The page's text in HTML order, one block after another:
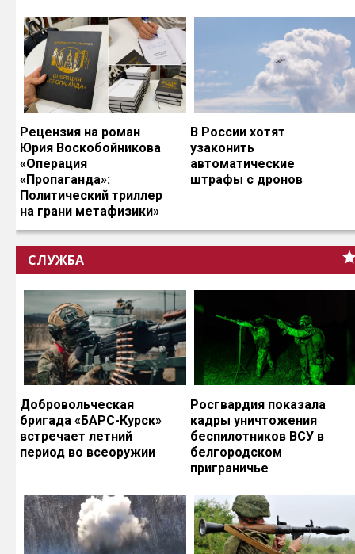
Рецензия на роман
Юрия Воскобойникова
«Операция
«Пропаганда»:
Политический триллер
на грани метафизики»
В России хотят
узаконить
автоматические
штрафы с дронов
СЛУЖБА
Добровольческая
бригада «БАРС-Курск»
встречает летний
период во всеоружии
Росгвардия показала
кадры уничтожения
беспилотников ВСУ в
белгородском
приграничье